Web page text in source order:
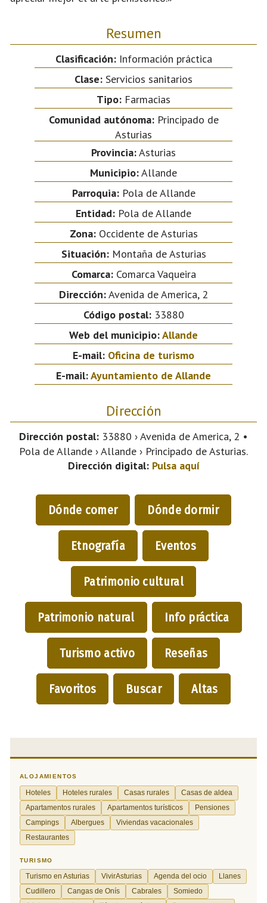
Resumen
Clasificación:Información práctica
Clase: Servicios sanitarios
Tipo: Farmacias
Comunidad autónoma:Principado de
Asturias
Provincia:Asturias
Municipio:Allande
Parroquia:Pola de Allande
Entidad: Pola de Allande
Zona:Occidente de Asturias
Situación:Montaña de Asturias
Comarca:Comarca Vaqueira
Dirección:Avenida de America, 2
Código postal:33880
Web del municipio:Allande
E-mail: Oficina de turismo
E-mail:Ayuntamiento de Allande
Dirección
Dirección postal: 33880 › Avenida de America, 2 •
Pola de Allande › Allande › Principado de Asturias.
Dirección digital: Pulsa aquí
Dónde comer Dónde dormir
Etnografía Eventos
Patrimonio cultural
Patrimonio natural Info práctica
Turismo activo Reseñas
Favoritos Buscar Altas